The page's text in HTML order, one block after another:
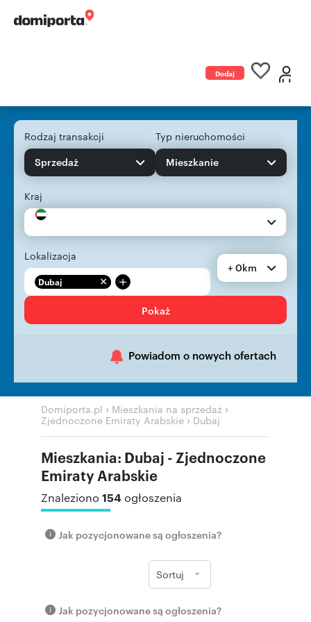
Dodaj
Rodzaj transakcji
Sprzedaż
Typ nieruchomości
Mieszkanie
Kraj
Lokalizacja
Dubaj +
+ 0km
Pokaż
Powiadom o nowych ofertach
Domiporta.pl › Mieszkania na sprzedaż ›
Zjednoczone Emiraty Arabskie› Dubaj
Mieszkania: Dubaj - Zjednoczone
Emiraty Arabskie
Znaleziono 154ogłoszenia
Jak pozycjonowane są ogłoszenia?
Sortuj
Jak pozycjonowane są ogłoszenia?